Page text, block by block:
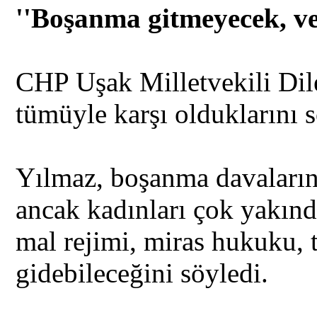
''Boşanma gitmeyecek,
CHP Uşak Milletvekili
tümüyle karşı olduklarını
Yılmaz, boşanma
ancak kadınları çok
mal rejimi, miras hukuku,
gidebileceğini söyledi.